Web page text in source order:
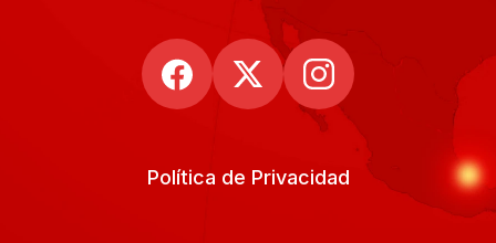
Política de Privacidad